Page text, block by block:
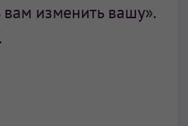
изменить вашу».